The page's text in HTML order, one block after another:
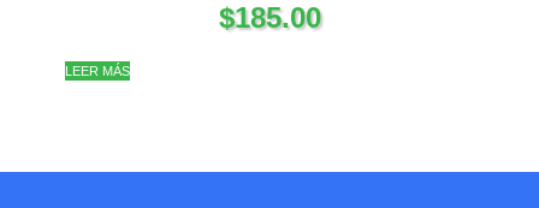
$185.00
LEER MÁS